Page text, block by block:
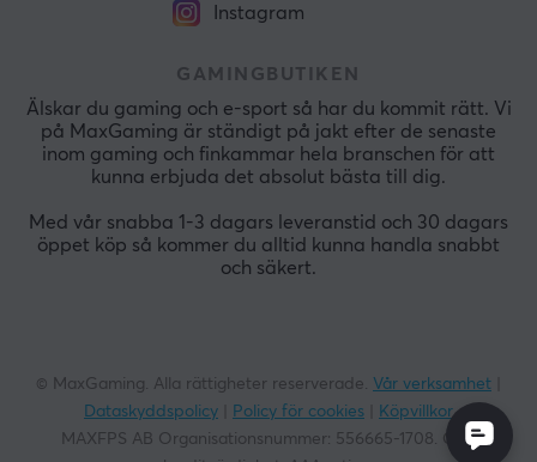
Instagram
GAMINGBUTIKEN
Älskar du gaming och e-sport så har du kommit rätt. Vi
på MaxGaming är ständigt på jakt efter de senaste
inom gaming och finkammar hela branschen för att
kunna erbjuda det absolut bästa till dig.
Med vår snabba 1-3 dagars leveranstid och 30 dagars
öppet köp så kommer du alltid kunna handla snabbt
och säkert.
© MaxGaming. Alla rättigheter reserverade. Vår verksamhet
Dataskyddspolicy
Policy för cookies
Köpvillkor
MAXFPS AB Organisationsnummer: 556665-1708. God